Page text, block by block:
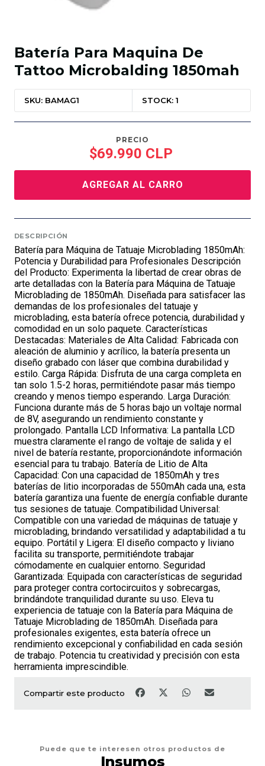
Batería Para Maquina De
Tattoo Microbalding 1850mah
SKU: BAMAG1 STOCK: 1
PRECIO
$69.990 CLP
AGREGAR AL CARRO
DESCRIPCIÓN
Batería para Máquina de Tatuaje Microblading 1850mAh:
Potencia y Durabilidad para Profesionales Descripción
del Producto: Experimenta la libertad de crear obras de
arte detalladas con la Batería para Máquina de Tatuaje
Microblading de 1850mAh. Diseñada para satisfacer las
demandas de los profesionales del tatuaje y
microblading, esta batería ofrece potencia, durabilidad y
comodidad en un solo paquete. Características
Destacadas: Materiales de Alta Calidad: Fabricada con
aleación de aluminio y acrílico, la batería presenta un
diseño grabado con láser que combina durabilidad y
estilo. Carga Rápida: Disfruta de una carga completa en
tan solo 1.5-2 horas, permitiéndote pasar más tiempo
creando y menos tiempo esperando. Larga Duración:
Funciona durante más de 5 horas bajo un voltaje normal
de 8V, asegurando un rendimiento constante y
prolongado. Pantalla LCD Informativa: La pantalla LCD
muestra claramente el rango de voltaje de salida y el
nivel de batería restante, proporcionándote información
esencial para tu trabajo. Batería de Litio de Alta
Capacidad: Con una capacidad de 1850mAh y tres
baterías de litio incorporadas de 550mAh cada una, esta
batería garantiza una fuente de energía confiable durante
tus sesiones de tatuaje. Compatibilidad Universal:
Compatible con una variedad de máquinas de tatuaje y
microblading, brindando versatilidad y adaptabilidad a tu
equipo. Portátil y Ligera: El diseño compacto y liviano
facilita su transporte, permitiéndote trabajar
cómodamente en cualquier entorno. Seguridad
Garantizada: Equipada con características de seguridad
para proteger contra cortocircuitos y sobrecargas,
brindándote tranquilidad durante su uso. Eleva tu
experiencia de tatuaje con la Batería para Máquina de
Tatuaje Microblading de 1850mAh. Diseñada para
profesionales exigentes, esta batería ofrece un
rendimiento excepcional y confiabilidad en cada sesión
de trabajo. Potencia tu creatividad y precisión con esta
herramienta imprescindible.
Compartir este producto
Puede que te interesen otros productos de
Insumos